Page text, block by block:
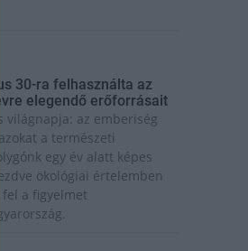
30-ra felhasználta az
elegendő erőforrásait
világnapja: az emberiség
a természeti
egy év alatt képes
ökológiai értelemben
fel a figyelmet